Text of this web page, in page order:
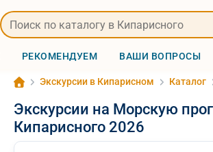
РЕКОМЕНДУЕМ ВАШИ ВОПРОСЫ
Экскурсии в Кипарисном Каталог
Экскурсии на Морскую
Кипарисного 2026